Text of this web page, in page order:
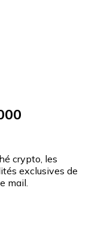
crypto, les
exclusives de
mail.